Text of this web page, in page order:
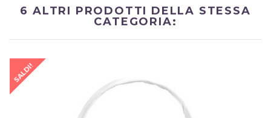
6 ALTRI PRODOTTI DELLA STESSA
CATEGORIA:
SALDI!